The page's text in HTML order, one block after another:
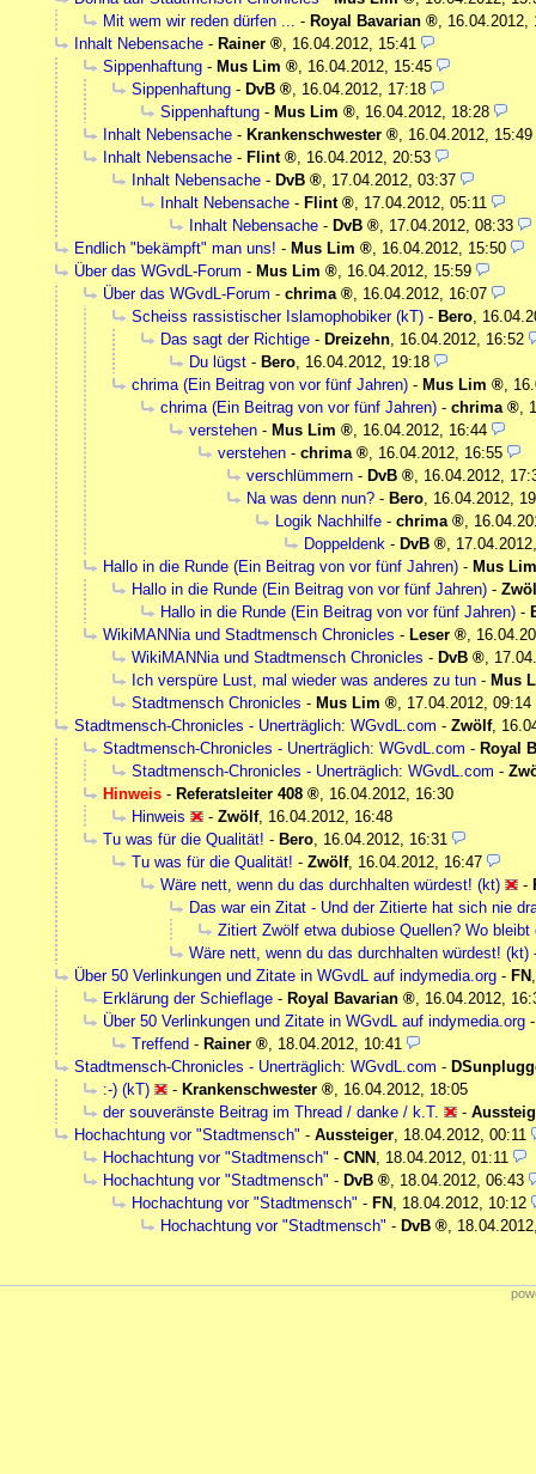
Mit wem wir reden dürfen ... - Royal Bavarian , 16.04.2012,
Inhalt Nebensache - Rainer , 16.04.2012, 15:41
Sippenhaftung - Mus Lim , 16.04.2012, 15:45
Sippenhaftung - DvB , 16.04.2012, 17:18
Sippenhaftung - Mus Lim , 16.04.2012, 18:28
Inhalt Nebensache - Krankenschwester , 16.04.2012, 15:49
Inhalt Nebensache - Flint , 16.04.2012, 20:53
Inhalt Nebensache - DvB , 17.04.2012, 03:37
Inhalt Nebensache - Flint , 17.04.2012, 05:11
Inhalt Nebensache - DvB , 17.04.2012, 08:33
Endlich "bekämpft" man uns! - Mus Lim , 16.04.2012, 15:50
Über das WGvdL-Forum - Mus Lim , 16.04.2012, 15:59
Über das WGvdL-Forum - chrima , 16.04.2012, 16:07
Scheiss rassistischer Islamophobiker (kT) - Bero,
Das sagt der Richtige - Dreizehn, 16.04.2012, 16:52
Du lügst - Bero, 16.04.2012, 19:18
chrima (Ein Beitrag von vor fünf Jahren) - Mus Lim ,
chrima (Ein Beitrag von vor fünf Jahren) - chrima ,
verstehen - Mus Lim , 16.04.2012, 16:44
verstehen - chrima , 16.04.2012, 16:55
verschlümmern - DvB , 16.04.2012,
Na was denn nun? - Bero, 16.04.2012,
Logik Nachhilfe - chrima ,
Doppeldenk - DvB ,
Hallo in die Runde (Ein Beitrag von vor fünf Jahren) - Mus Lim
Hallo in die Runde (Ein Beitrag von vor fünf Jahren) -
Hallo in die Runde (Ein Beitrag von vor fünf Jahren) -
WikiMANNia und Stadtmensch Chronicles - Leser ,
WikiMANNia und Stadtmensch Chronicles - DvB ,
Ich verspüre Lust, mal wieder was anderes zu tun - Mus
Stadtmensch Chronicles - Mus Lim , 17.04.2012, 09:14
Stadtmensch-Chronicles - Unerträglich: WGvdL.com - Zwölf,
Stadtmensch-Chronicles - Unerträglich: WGvdL.com - Royal
Stadtmensch-Chronicles - Unerträglich: WGvdL.com -
Hinweis - Referatsleiter 408 , 16.04.2012, 16:30
Hinweis
- Zwölf, 16.04.2012, 16:48
Tu was für die Qualität! - Bero, 16.04.2012, 16:31
Tu was für die Qualität! - Zwölf, 16.04.2012, 16:47
Wäre nett, wenn du das durchhalten würdest! (kt)
-
Das war ein Zitat - Und der Zitierte hat sich nie
Zitiert Zwölf etwa dubiose Quellen? Wo
Wäre nett, wenn du das durchhalten würdest! (kt)
Über 50 Verlinkungen und Zitate in WGvdL auf indymedia.org - FN
Erklärung der Schieflage - Royal Bavarian , 16.04.2012,
Über 50 Verlinkungen und Zitate in WGvdL auf indymedia.org
Treffend - Rainer , 18.04.2012, 10:41
Stadtmensch-Chronicles - Unerträglich: WGvdL.com -
:-) (kT)
- Krankenschwester , 16.04.2012, 18:05
der souveränste Beitrag im Thread / danke / k.T.
-
Hochachtung vor "Stadtmensch" - Aussteiger, 18.04.2012, 00:11
Hochachtung vor "Stadtmensch" - CNN , 18.04.2012, 01:11
Hochachtung vor "Stadtmensch" - DvB , 18.04.2012, 06:43
Hochachtung vor "Stadtmensch" - FN , 18.04.2012, 10:12
Hochachtung vor "Stadtmensch" - DvB ,